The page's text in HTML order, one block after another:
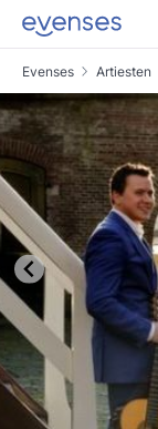
Evenses Artiesten